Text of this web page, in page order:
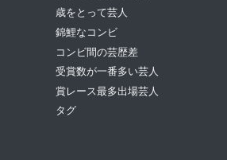
歳をとって芸人
錦鯉なコンビ
コンビ間の芸歴差
受賞数が一番多い芸人
賞レース最多出場芸人
タグ